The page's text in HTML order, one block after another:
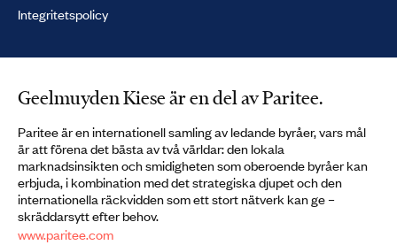
Integritetspolicy
Geelmuyden Kiese är en del av Paritee.
Paritee är en internationell samling av ledande byråer, vars mål
är att förena det bästa av två världar: den lokala
marknadsinsikten och smidigheten som oberoende byråer kan
erbjuda, i kombination med det strategiska djupet och den
internationella räckvidden som ett stort nätverk kan ge –
skräddarsytt efter behov.
www.paritee.com